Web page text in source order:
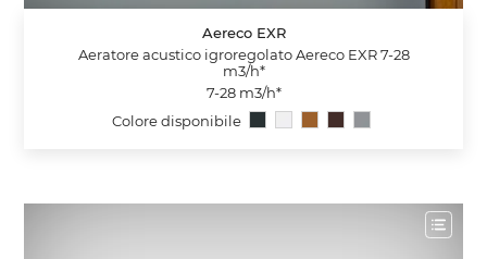
Aereco EXR
Aeratore acustico igroregolato Aereco EXR 7-28
m3/h*
7-28 m3/h*
Colore disponibile